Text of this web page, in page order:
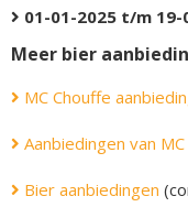
01-01-2025 t/m 19-
Meer bier
MC Chouffe
Aanbiedingen van
Bier aanbiedingen